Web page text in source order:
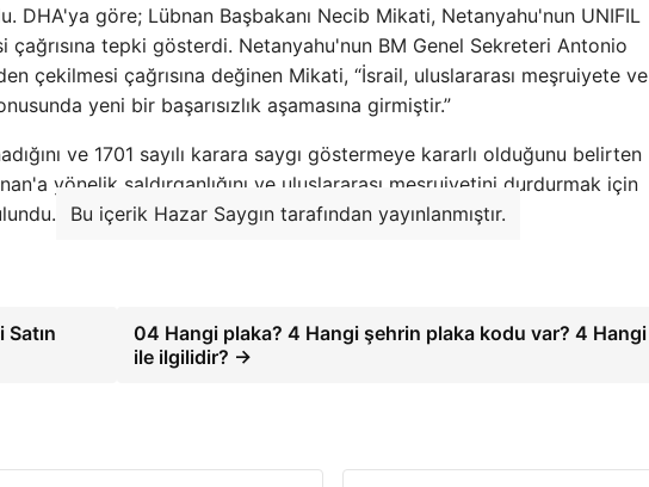
DHA'ya göre; Lübnan Başbakanı Necib Mikati, Netanyahu'nun UNIFIL
tepki gösterdi. Netanyahu'nun BM Genel Sekreteri Antonio
çekilmesi çağrısına değinen Mikati, “İsrail, uluslararası meşruiyete ve
yeni bir başarısızlık aşamasına girmiştir.”
ve 1701 sayılı karara saygı göstermeye kararlı olduğunu belirten
yönelik saldırganlığını ve uluslararası meşruiyetini durdurmak için
Bu içerik Hazar Saygın tarafından yayınlanmıştır.
04 Hangi plaka? 4 Hangi şehrin plaka kodu var? 4 Hangi
ile ilgilidir? →